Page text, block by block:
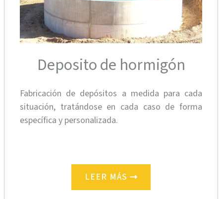
Deposito de hormigón
Fabricación de depósitos a medida para cada
situación, tratándose en cada caso de forma
específica y personalizada.
LEER MÁS